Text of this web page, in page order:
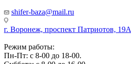
shifer-baza@mail.ru
г. Воронеж, проспект Патриотов, 19А
Режим работы:
Пн-Пт: с 8-00 до 18-00.